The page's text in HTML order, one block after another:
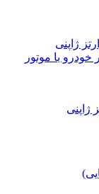
تومان
ژاپنی